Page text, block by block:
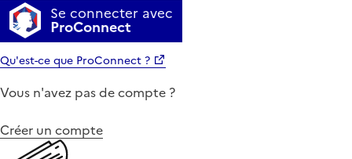
Se connecter avec
ProConnect
Qu'est-ce que ProConnect ?
Vous n'avez pas de compte ?
Créer un compte